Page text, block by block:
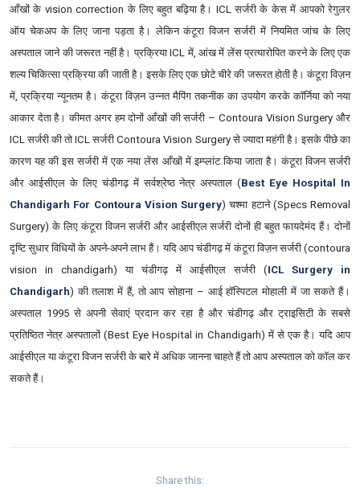
आँखों के vision correction के लिए बहुत बढ़िया है। ICL सर्जरी के केस में आपको रेगुलर
ऑय चेकअप के लिए जाना पड़ता है। लेकिन कंटूरा विजन सर्जरी में नियमित जांच के लिए
अस्पताल जाने की जरूरत नहीं है। प्रक्रिया ICL में, आंख में लेंस प्रत्यारोपित करने के लिए एक
शल्य चिकित्सा प्रक्रिया की जाती है। इसके लिए एक छोटे चीरे की जरूरत होती है। कंटूरा विज़न
में, प्रक्रिया न्यूनतम है। कंटूरा विज़न उन्नत मैपिंग तकनीक का उपयोग करके कॉर्निया को नया
आकार देता है। कीमत अगर हम दोनों आँखों की सर्जरी – Contoura Vision Surgery और
ICL सर्जरी की तो ICL सर्जरी Contoura Vision Surgery से ज्यादा महंगी है। इसके पीछे का
कारण यह की इस सर्जरी में एक नया लेंस आँखों में इम्प्लांट किया जाता है। कंटूरा विजन सर्जरी
और आईसीएल के लिए चंडीगढ़ में सर्वश्रेष्ठ नेत्र अस्पताल (Best Eye Hospital In
Chandigarh For Contoura Vision Surgery) चश्मा हटाने (Specs Removal
Surgery) के लिए कंटूरा विजन सर्जरी और आईसीएल सर्जरी दोनों ही बहुत फायदेमंद हैं। दोनों
दृष्टि सुधार विधियों के अपने-अपने लाभ हैं। यदि आप चंडीगढ़ में कंटूरा विज़न सर्जरी (contoura
vision in chandigarh) या चंडीगढ़ में आईसीएल सर्जरी (ICL Surgery in
Chandigarh) की तलाश में हैं, तो आप सोहाना – आई हॉस्पिटल मोहाली में जा सकते हैं।
अस्पताल 1995 से अपनी सेवाएं प्रदान कर रहा है और चंडीगढ़ और ट्राइसिटी के सबसे
प्रतिष्ठित नेत्र अस्पतालों (Best Eye Hospital in Chandigarh) में से एक है। यदि आप
आईसीएल या कंटूरा विजन सर्जरी के बारे में अधिक जानना चाहते हैं तो आप अस्पताल को कॉल कर
सकते हैं।
Share this: